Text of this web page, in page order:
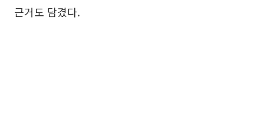
근거도 담겼다.